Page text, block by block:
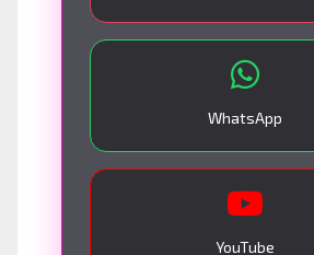
WhatsApp
YouTube